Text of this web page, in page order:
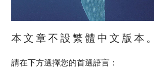
本文章不設繁體中文版本。
請在下方選擇您的首選語言：